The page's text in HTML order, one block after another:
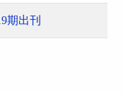
期出刊